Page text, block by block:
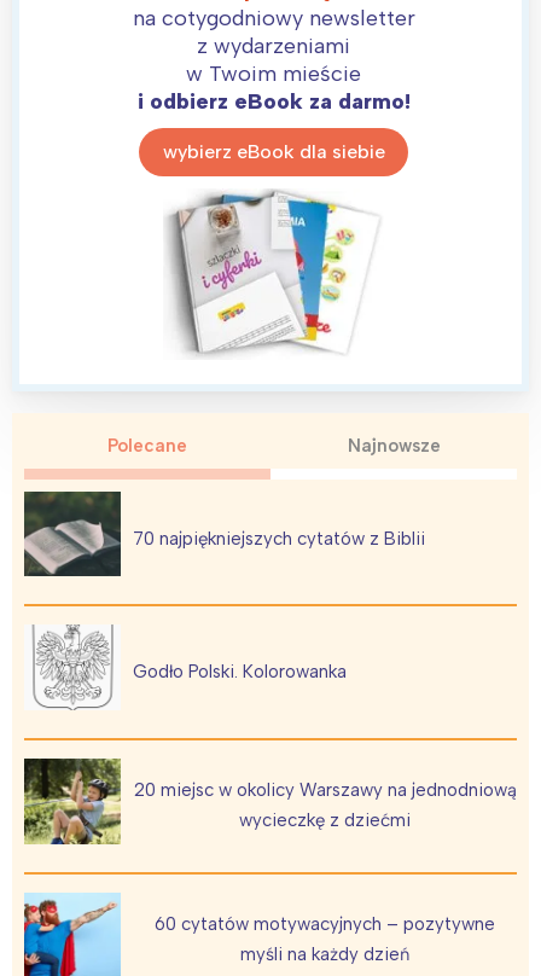
na cotygodniowy newsletter
z wydarzeniami
w Twoim mieście
i odbierz eBook za darmo!
wybierz eBook dla siebie
Polecane Najnowsze
70 najpiękniejszych cytatów z Biblii
Godło Polski. Kolorowanka
20 miejsc w okolicy Warszawy na jednodniową
wycieczkę z dziećmi
60 cytatów motywacyjnych – pozytywne
myśli na każdy dzień
Interesują mnie wydarzenia z
tego regionu:
Łódź
Trójmiasto
Poznań
Wrocław
Kraków
Południe